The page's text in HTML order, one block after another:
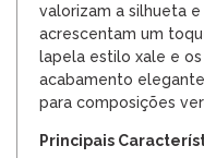
valorizam a silhueta
acrescentam um
lapela estilo xale e
acabamento
para composições
Principais